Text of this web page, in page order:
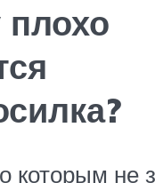
которым не